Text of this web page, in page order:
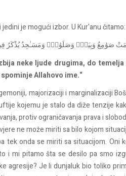
je mogući izbor. U Kur'anu čitamo:
صَوَٰمِعُ وَبِيَعٌۭ وَصَلَوَٰتٌۭ وَمَسَـٰجِدُ يُذْكَرُ
neke ljude drugima, do
Allahovo ime.“
majorizaciji i marginalizaciji
kojemu je stalo da diže tenzije
protiv ograničavanja prava i
ne može miriti sa bilo kojom
tek onda se miriti sa situacijom.
i mi pitamo šta se desilo pa smo
agresije? Je li dunjaluk bio toliko